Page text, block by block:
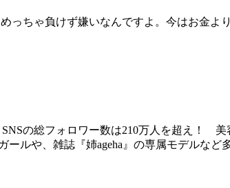
ちゃ負けず嫌いなんですよ。今はお金よ
の総フォロワー数は210万人を超え！
ルや、雑誌『姉ageha』の専属モデルなど